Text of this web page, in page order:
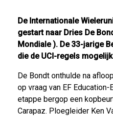
De Internationale
gestart naar Dries De
Mondiale ). De 33-jarige
die de UCI-regels
De Bondt onthulde na
op vraag van EF
etappe bergop een
Carapaz. Ploegleider Ken